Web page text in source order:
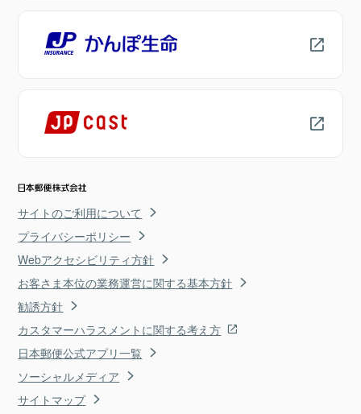
サイトのご利用について
プライバシーポリシー
Webアクセシビリティ方針
お客さま本位の業務運営に関する基本方針
勧誘方針
カスタマーハラスメントに関する考え方
日本郵便公式アプリ一覧
ソーシャルメディア
サイトマップ